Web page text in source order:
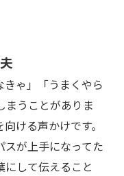
ゃ」「うまくやら
まうことがありま
ける声かけです。
スが上手になってた
にして伝えること